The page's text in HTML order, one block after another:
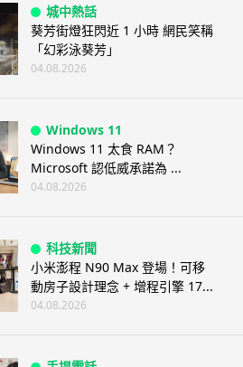
城中熱話
葵芳街燈狂閃近 1 小時 網民笑稱
「幻彩泳葵芳」
04.08.2026
Windows 11
Windows 11 太食 RAM？
Microsoft 認低威承諾為 ...
04.08.2026
科技新聞
小米澎程 N90 Max 登場！可移
動房子設計理念 + 增程引擎 17...
04.08.2026